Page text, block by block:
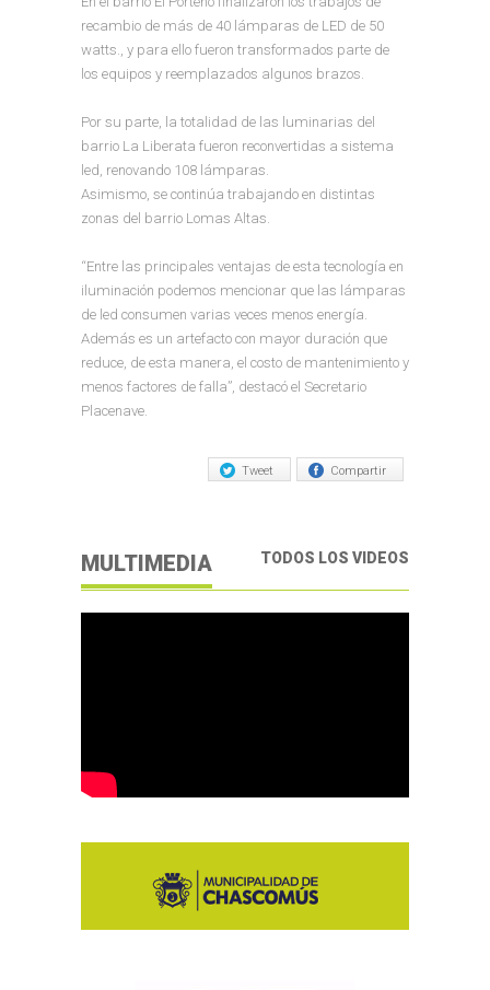
recambio de más de 40 lámparas de LED de 50
watts., y para ello fueron transformados parte de
los equipos y reemplazados algunos brazos.
Por su parte, la totalidad de las luminarias del
barrio La Liberata fueron reconvertidas a sistema
led, renovando 108 lámparas.
Asimismo, se continúa trabajando en distintas
zonas del barrio Lomas Altas.
“Entre las principales ventajas de esta tecnología en
iluminación podemos mencionar que las lámparas
de led consumen varias veces menos energía.
Además es un artefacto con mayor duración que
reduce, de esta manera, el costo de mantenimiento y
menos factores de falla”, destacó el Secretario
Placenave.
Compartir
Tweet
MULTIMEDIA TODOS LOS VIDEOS